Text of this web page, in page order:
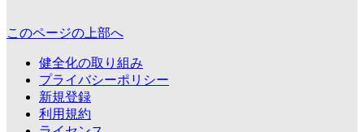
このページの上部へ
健全化の取り組み
プライバシーポリシー
新規登録
利用規約